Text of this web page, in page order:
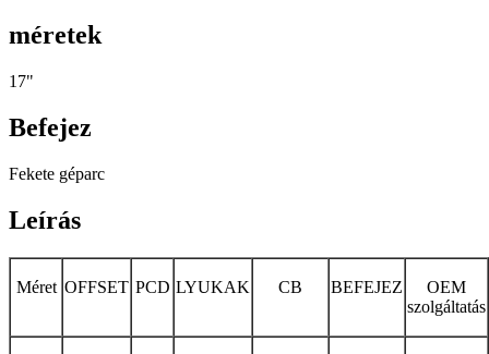
méretek
17"
Befejez
Fekete géparc
Leírás
Méret OFFSET PCD LYUKAK CB BEFEJEZ
OEM
szolgáltatás